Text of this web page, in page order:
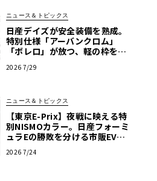
レンジのフォトギャラリーはコ
ニュース＆トピックス
日産デイズが安全装備を熟成。
特別仕様「アーバンクロム」
「ボレロ」が放つ、軽の枠を超
2026 7/29
ニュース＆トピックス
【東京E-Prix】夜戦に映える特
別NISMOカラー。日産フォーミ
ュラEの勝敗を分ける市販EV由
2026 7/24